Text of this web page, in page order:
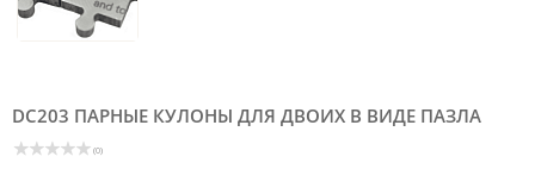
DC203 ПАРНЫЕ КУЛОНЫ ДЛЯ ДВОИХ В ВИДЕ ПАЗЛА
(0)